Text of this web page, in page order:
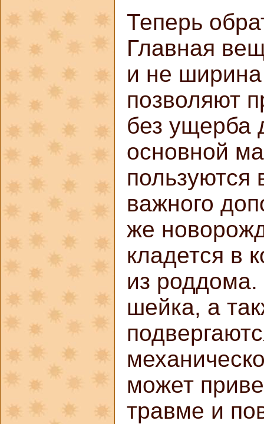
Теперь
Главная
и не
позволяют
без ущерба
основной
пользуются
важного
же
кладется в
из роддома.
шейка, а
может
травме и